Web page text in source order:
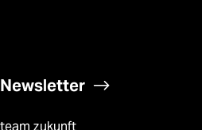
Newsletter
team zukunft